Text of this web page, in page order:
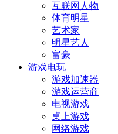
互联网人物
体育明星
艺术家
明星艺人
富豪
游戏电玩
游戏加速器
游戏运营商
电视游戏
桌上游戏
网络游戏